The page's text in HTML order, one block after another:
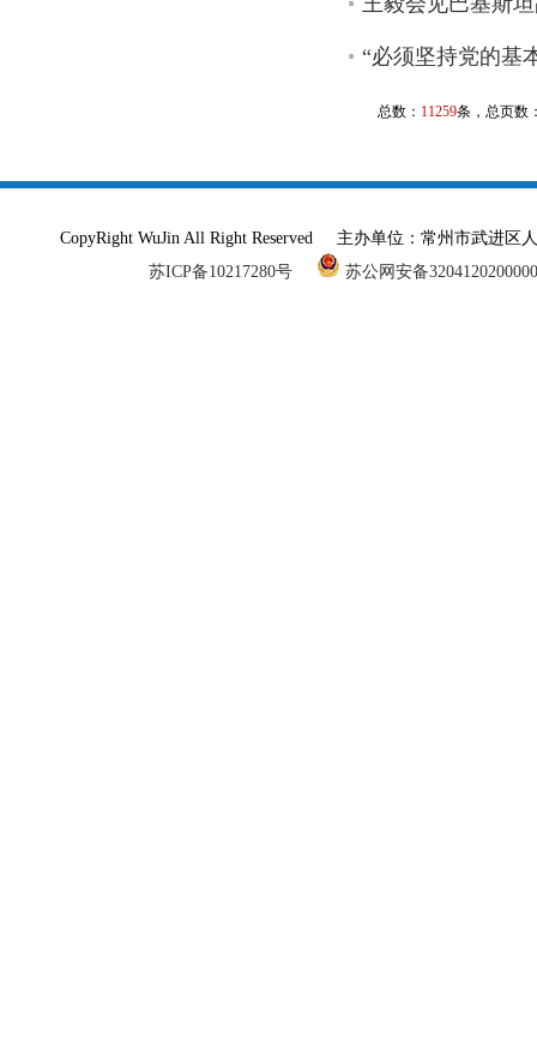
“必须坚持党的基
总数： 11259条，总页数
CopyRight WuJin All Right Reserved 主办单位：常州市武进
苏ICP备10217280号
苏公网安备